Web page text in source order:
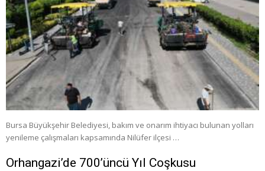
Bursa Büyükşehir Belediyesi, bakım ve onarım ihtiyacı bulunan yolları
yenileme çalışmaları kapsamında Nilüfer ilçesi …
Orhangazi’de 700’üncü Yıl Coşkusu